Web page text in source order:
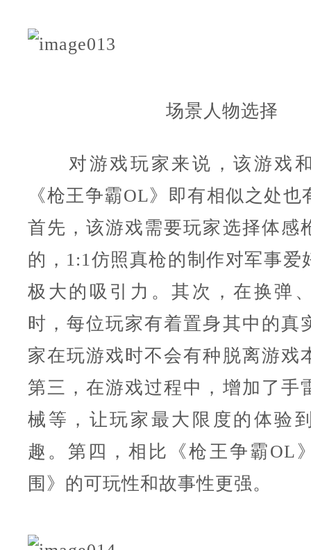
场景人物选择
对游戏玩家来说，该游戏
《枪王争霸OL》即有相似之处也
首先，该游戏需要玩家选择体感
的，1:1仿照真枪的制作对军事爱
极大的吸引力。其次，在换弹
时，每位玩家有着置身其中的真
家在玩游戏时不会有种脱离游戏
第三，在游戏过程中，增加了手
械等，让玩家最大限度的体验
趣。第四，相比《枪王争霸OL
围》的可玩性和故事性更强。